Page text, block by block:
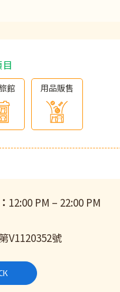
館 用品販售
12:00 PM – 22:00 PM
V1120352號